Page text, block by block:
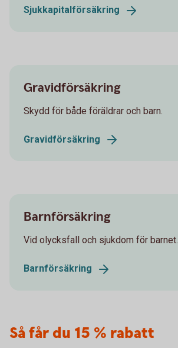
Sjukkapitalförsäkring
Gravidförsäkring
Skydd för både föräldrar och barn.
Gravidförsäkring
Barnförsäkring
Vid olycksfall och sjukdom för barnet.
Barnförsäkring
Så får du 15 % rabatt